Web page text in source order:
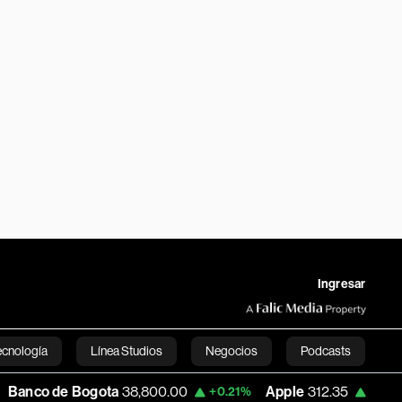
Ingresar
Línea Studios Negocios Podcasts
English
Bogota 38,800.00 +0.21% Apple 312.35 +0.45%